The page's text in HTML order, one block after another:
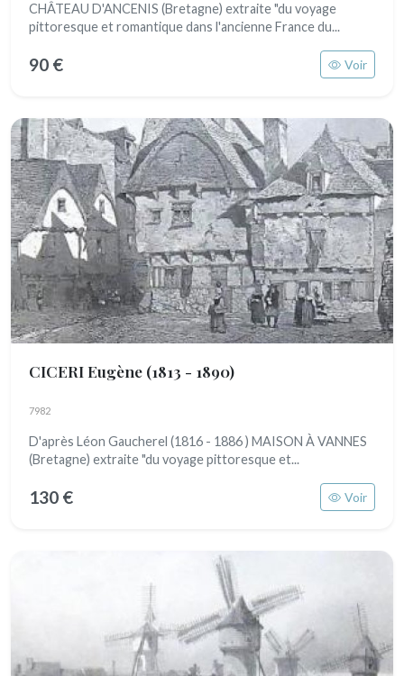
CHÂTEAU D'ANCENIS (Bretagne) extraite "du voyage
pittoresque et romantique dans l'ancienne France du...
90 € Voir
CICERI Eugène (1813 - 1890)
7982
D'après Léon Gaucherel (1816 - 1886 ) MAISON À VANNES
(Bretagne) extraite "du voyage pittoresque et...
130 € Voir